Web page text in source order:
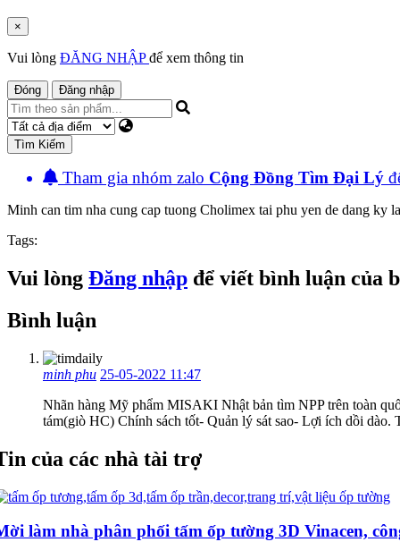
×
Vui lòng ĐĂNG NHẬPđể xem thông tin
Đóng Đăng nhập
Tìm Kiếm
Tham gia nhóm zalo Cộng Đồng Tìm Đại Lý
Minh can tim nha cung cap tuong Cholimex tai phu yen de dang ky
Tags:
Vui lòng Đăng nhập để viết bình luận của
Bình luận
minh phu 25-05-2022 11:47
Nhãn hàng Mỹ phẩm MISAKI Nhật bản tìm NPP trên toàn
tám(giò HC) Chính sách tốt- Quản lý sát sao- Lợi ích dồi
của các nhà tài trợ
làm nhà phân phối tấm ốp tường 3D Vinacen,